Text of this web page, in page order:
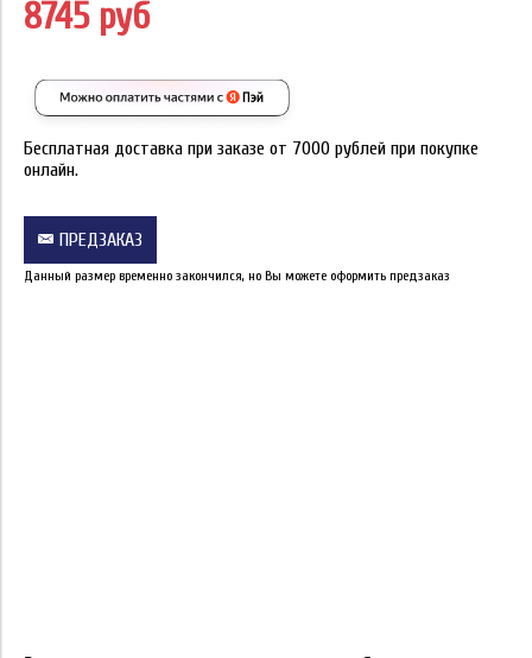
8745 руб
Бесплатная доставка при заказе от 7000 рублей при покупке
онлайн.
ПРЕДЗАКАЗ
Данный размер временно закончился, но Вы можете оформить предзаказ